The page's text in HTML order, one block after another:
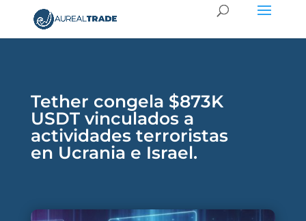
Tether congela $873K
USDT vinculados a
actividades terroristas
en Ucrania e Israel.